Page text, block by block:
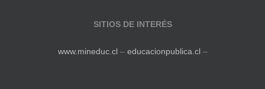
SITIOS DE INTERÉS
www.mineduc.cl – educacionpublica.cl –